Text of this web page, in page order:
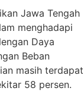
Jawa Tengah
menghadapi
Daya
Beban
masih terdapat
58 persen.